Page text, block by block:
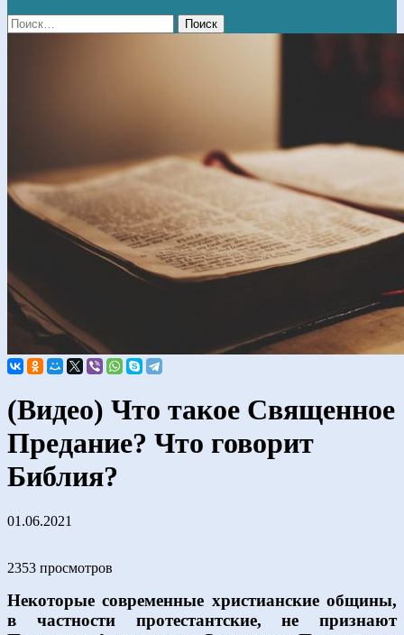
(Видео) Что такое Священное
Предание? Что говорит
Библия?
01.06.2021
2353 просмотров
Некоторые современные христианские общины,
в частности протестантские, не признают